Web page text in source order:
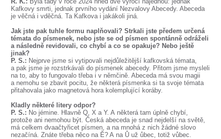
Kafkovy smrti, jednak prvního vydání Nezvalovy Abecedy. Abeceda
je věčná i vděčná. Ta Kafkova i jakákoli jiná.
Jak jste pak tuhle formu naplňovali? Strkali jste předem určená
témata do písmenek, nebo jste se od písmen spontánně odráželi
a následně revidovali, co chybí a co se opakuje? Nebo ještě
jinak?
P. S.: Nejprve jsme si vytipovali nejdůležitější kafkovská témata,
a pak jsme je rozstrkávali do písmenek abecedy. Přitom jsme mysleli
na to, aby to fungovalo třeba i v němčině. Abeceda má svou magii
a nemohu se zbavit pocitu, že některá písmenka si ta svoje témata
přitahovala jako magnetová hora kolemplující koráby.
Kladly některé litery odpor?
P. S.: No jémine. Hlavně Q, X a Y. A některá tam úplně chybí,
protože ani nemohou být. Česká abeceda je snad nejdelší na světě,
má celkem dvaačtyřicet písmen, a na mnohá z nich žádné slovo
nezačíná. Znáte třeba něco na Ě? A na Ů už ůbec, totiž vůbec.